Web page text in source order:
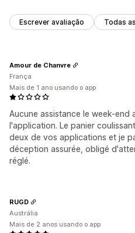
Escrever avaliação Todas
Aucune assistance le week-end
l'application. Le panier
deux de vos applications et je
déception assurée, obligé
réglé.
Amour de Chanvre
França
Mais de 1 ano usando o app
RUGD
Austrália
Mais de 2 anos usando o app